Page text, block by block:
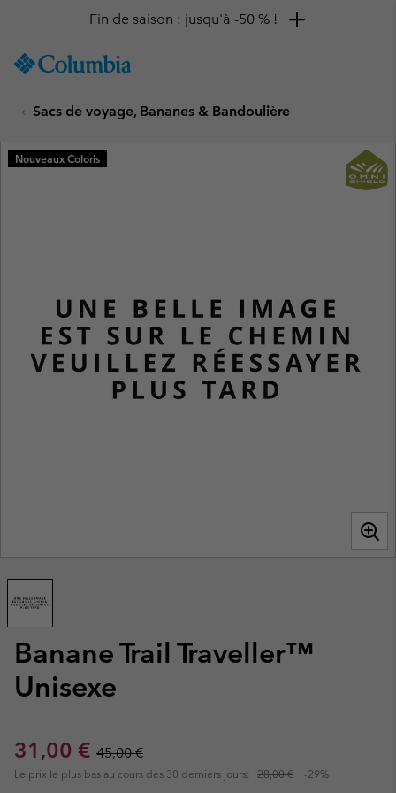
TO
SKIP
MAIN
NAV
Fin de saison : jusqu'à -50 % !
Sacs de voyage, Bananes & Bandoulière
Banane Trail Traveller™
Unisexe
Sale price:
31,00 € Regular price:
45,00 €
Le prix le plus bas au cours des 30 derniers jours: 28,00 € -29%
Nouveaux Coloris